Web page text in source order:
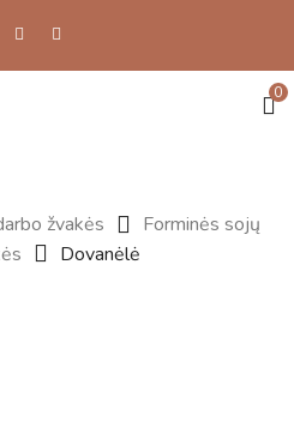
0
žvakės
Forminės sojų
Dovanėlė